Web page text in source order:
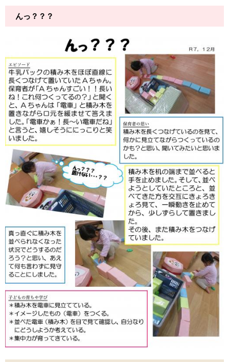
んっ？？？